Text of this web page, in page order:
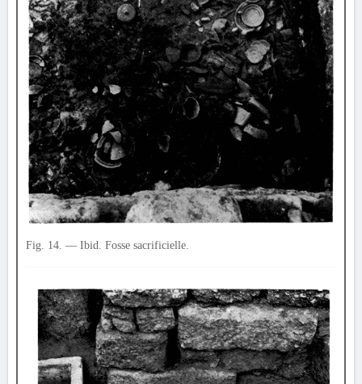
Fig. 14. — Ibid. Fosse sacrificielle.